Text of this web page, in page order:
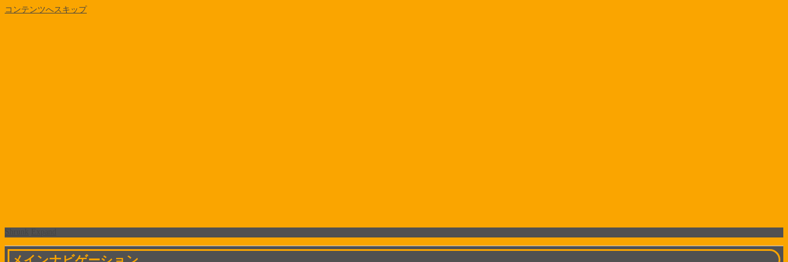
コンテンツへスキップ